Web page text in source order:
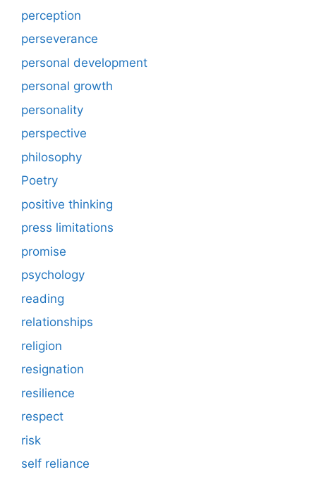
perception
perseverance
personal development
personal growth
personality
perspective
philosophy
Poetry
positive thinking
press limitations
promise
psychology
reading
relationships
religion
resignation
resilience
respect
risk
self reliance